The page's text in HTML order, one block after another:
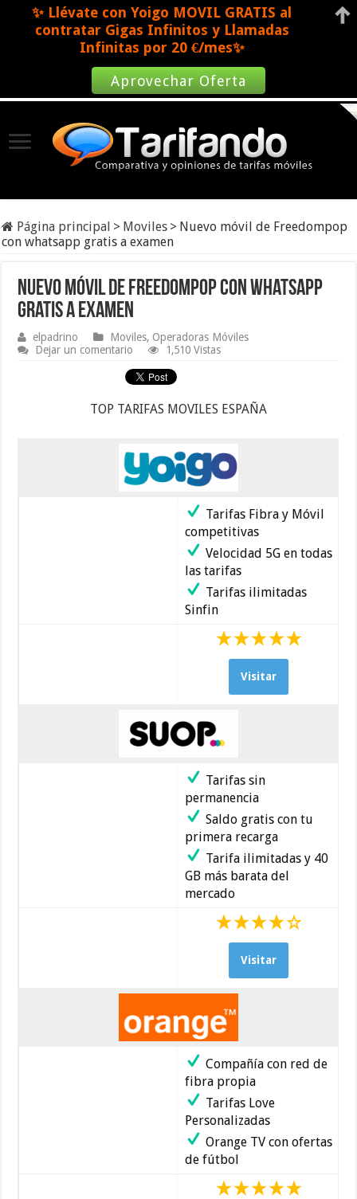
Página principal > Moviles > Nuevo móvil de Freedompop
con whatsapp gratis a examen
Nuevo móvil de Freedompop con whatsapp
gratis a examen
elpadrino Moviles, Operadoras Móviles
Dejar un comentario
1,510 Vistas
TOP TARIFAS MOVILES ESPAÑA
Tarifas Fibra y Móvil
competitivas
Velocidad 5G en todas
las tarifas
Tarifas ilimitadas
Sinfin
Visitar
Tarifas sin
permanencia
Saldo gratis con tu
primera recarga
Tarifa ilimitadas y 40
GB más barata del
mercado
Visitar
Compañía con red de
fibra propia
Tarifas Love
Personalizadas
Orange TV con ofertas
de fútbol
✨ Llévate con Yoigo MOVIL GRATIS al
contratar Gigas Infinitos y Llamadas
Infinitas por 20 €/mes✨
Aprovechar Oferta